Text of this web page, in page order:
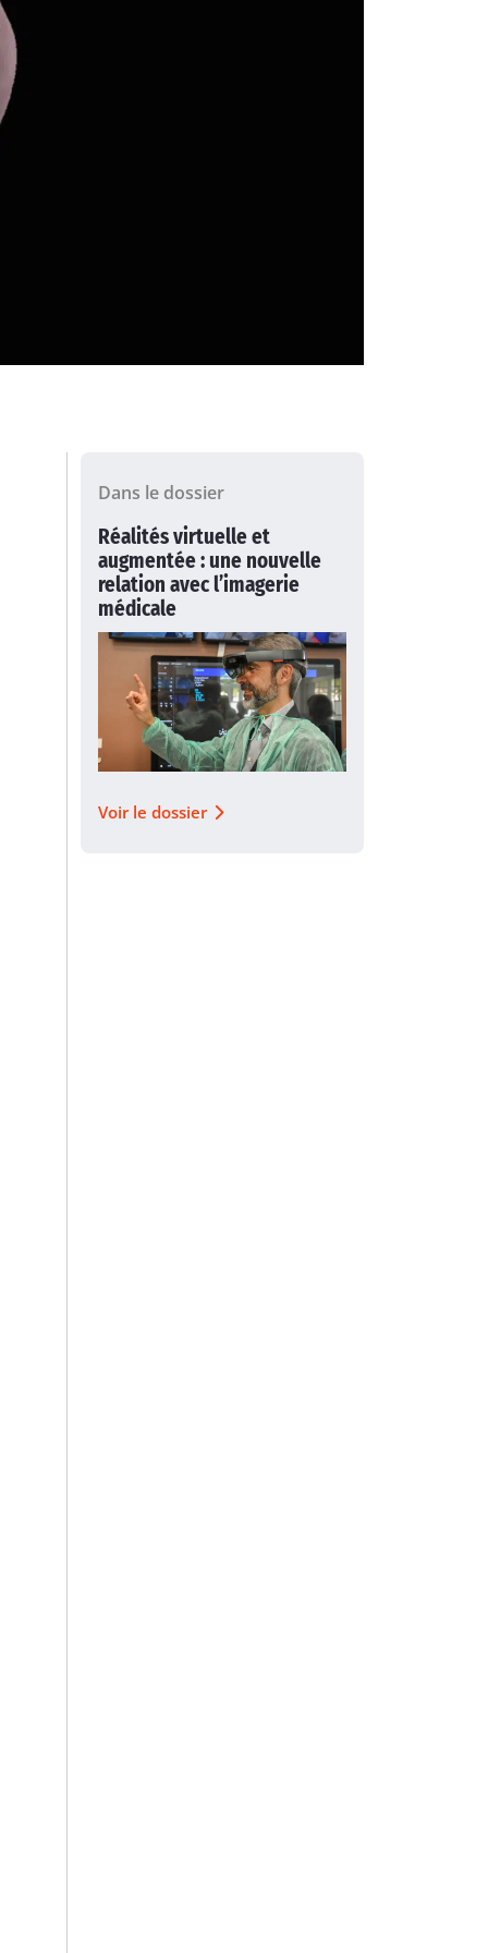
Dans le dossier
Réalités virtuelle et
augmentée : une nouvelle
relation avec l’imagerie
médicale
Voir le dossier